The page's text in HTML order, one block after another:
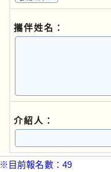
攜伴姓名：
介紹人：
※目前報名數：49